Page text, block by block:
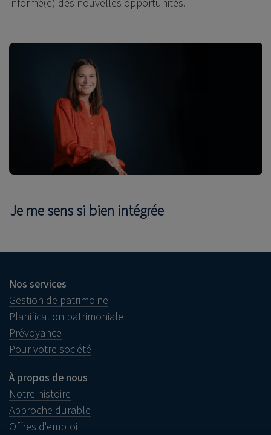
informé(e) des nouvelles opportunités.
Je me sens si bien intégrée
Nos services
Gestion de patrimoine
Planification patrimoniale
Prévoyance
Pour votre société
À propos de nous
Notre histoire
Approche durable
Offres d'emploi